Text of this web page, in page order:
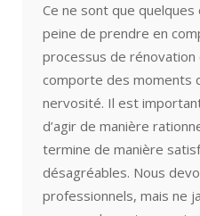
Ce ne sont que quelques
peine de prendre en
processus de
comporte des moments
nervosité. Il est
d’agir de manière
termine de manière
désagréables. Nous
professionnels, mais ne